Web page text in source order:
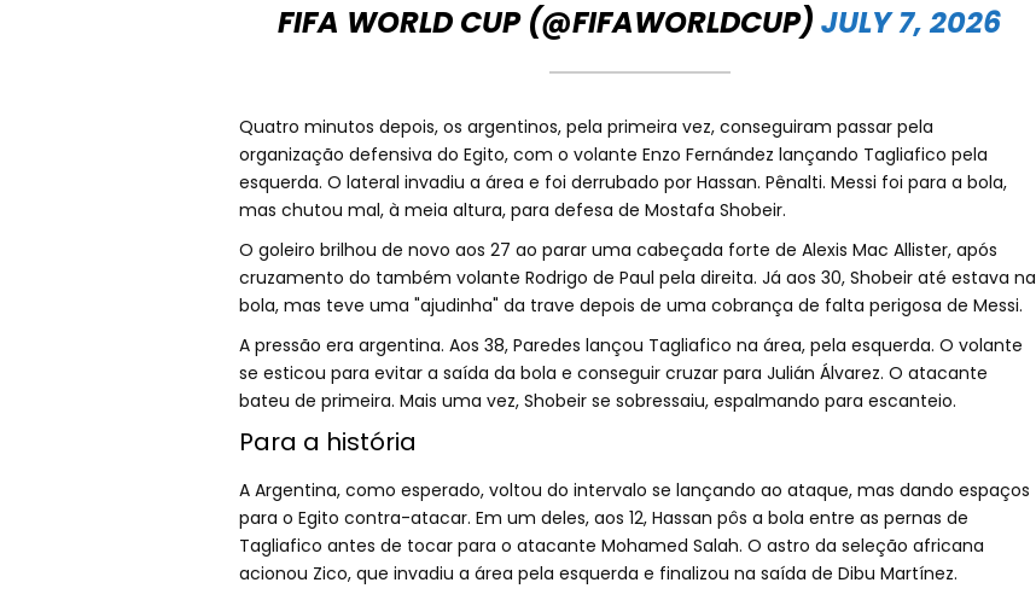
FIFA WORLD CUP (@FIFAWORLDCUP) JULY 7, 2026
Quatro minutos depois, os argentinos, pela primeira vez, conseguiram passar pela
organização defensiva do Egito, com o volante Enzo Fernández lançando Tagliafico pela
esquerda. O lateral invadiu a área e foi derrubado por Hassan. Pênalti. Messi foi para a bola,
mas chutou mal, à meia altura, para defesa de Mostafa Shobeir.
O goleiro brilhou de novo aos 27 ao parar uma cabeçada forte de Alexis Mac Allister, após
cruzamento do também volante Rodrigo de Paul pela direita. Já aos 30, Shobeir até estava na
bola, mas teve uma "ajudinha" da trave depois de uma cobrança de falta perigosa de Messi.
A pressão era argentina. Aos 38, Paredes lançou Tagliafico na área, pela esquerda. O volante
se esticou para evitar a saída da bola e conseguir cruzar para Julián Álvarez. O atacante
bateu de primeira. Mais uma vez, Shobeir se sobressaiu, espalmando para escanteio.
Para a história
A Argentina, como esperado, voltou do intervalo se lançando ao ataque, mas dando espaços
para o Egito contra-atacar. Em um deles, aos 12, Hassan pôs a bola entre as pernas de
Tagliafico antes de tocar para o atacante Mohamed Salah. O astro da seleção africana
acionou Zico, que invadiu a área pela esquerda e finalizou na saída de Dibu Martínez.